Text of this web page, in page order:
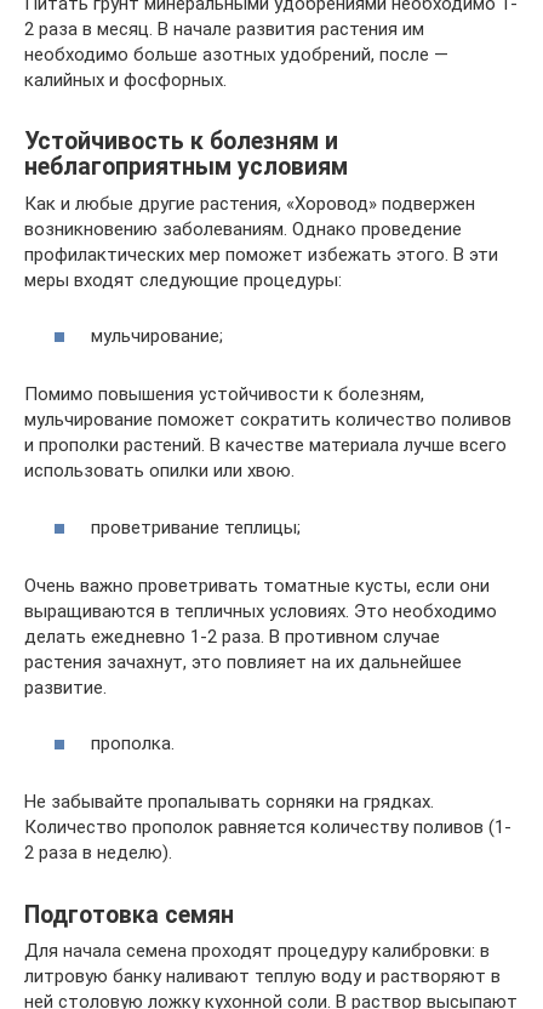
2 раза в месяц. В начале развития растения им
необходимо больше азотных удобрений, после —
калийных и фосфорных.
Устойчивость к болезням и
неблагоприятным условиям
Как и любые другие растения, «Хоровод» подвержен
возникновению заболеваниям. Однако проведение
профилактических мер поможет избежать этого. В эти
меры входят следующие процедуры:
мульчирование;
Помимо повышения устойчивости к болезням,
мульчирование поможет сократить количество поливов
и прополки растений. В качестве материала лучше всего
использовать опилки или хвою.
проветривание теплицы;
Очень важно проветривать томатные кусты, если они
выращиваются в тепличных условиях. Это необходимо
делать ежедневно 1-2 раза. В противном случае
растения зачахнут, это повлияет на их дальнейшее
развитие.
прополка.
Не забывайте пропалывать сорняки на грядках.
Количество прополок равняется количеству поливов (1-
2 раза в неделю).
Подготовка семян
Для начала семена проходят процедуру калибровки: в
литровую банку наливают теплую воду и растворяют в
ней столовую ложку кухонной соли. В раствор высыпают